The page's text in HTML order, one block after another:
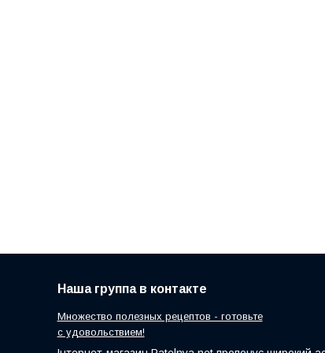
Наша группа в контакте
Множество полезных рецептов - готовьте
с удовольствием!